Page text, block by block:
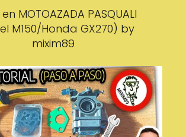
MOTOAZADA PASQUALI
M150/Honda GX270) by
mixim89